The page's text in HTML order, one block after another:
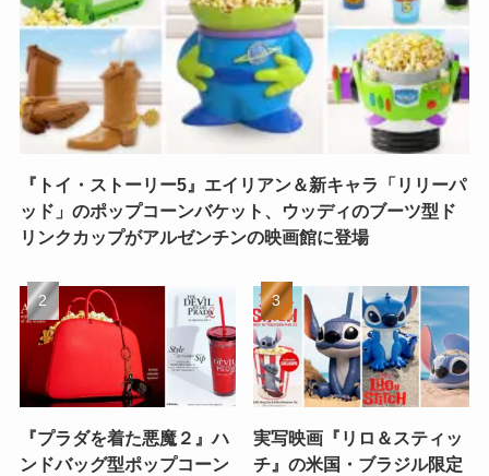
『トイ・ストーリー5』エイリアン＆新キャラ「リリーパ
ッド」のポップコーンバケット、ウッディのブーツ型ド
リンクカップがアルゼンチンの映画館に登場
『プラダを着た悪魔２』ハ
ンドバッグ型ポップコーン
実写映画『リロ＆スティッ
チ』の米国・ブラジル限定